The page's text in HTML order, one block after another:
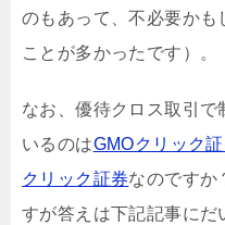
のもあって、不必要かも
ことが多かったです）。
なお、優待クロス取引で
いるのはGMOクリック
クリック証券なのですか
すが答えは下記記事にだ